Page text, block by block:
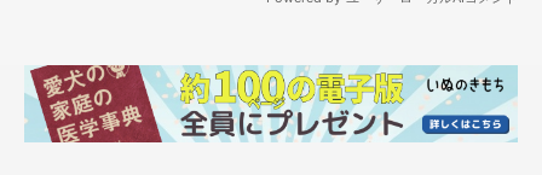
やっぱり飼い主さんが恋しくなったのか、また足を踏み入れてき